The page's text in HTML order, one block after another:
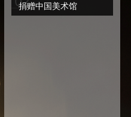
捐赠中国美术馆